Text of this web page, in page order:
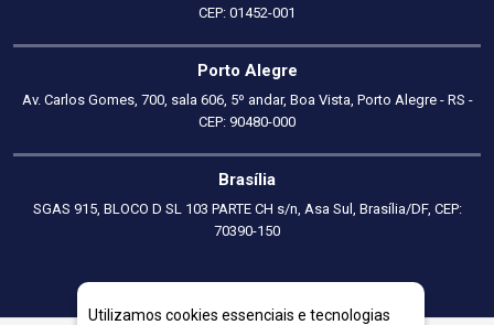
CEP: 01452-001
Porto Alegre
Av. Carlos Gomes, 700, sala 606, 5º andar, Boa Vista, Porto Alegre - RS -
CEP: 90480-000
Brasília
SGAS 915, BLOCO D SL 103 PARTE CH s/n, Asa Sul, Brasília/DF, CEP:
70390-150
Utilizamos cookies essenciais e tecnologias